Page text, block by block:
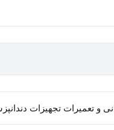
و تعمیرات تجهیزات